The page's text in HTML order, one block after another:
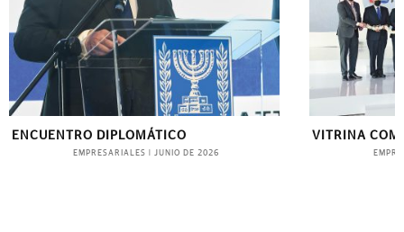
ENCUENTRO DIPLOMÁTICO
EMPRESARIALES JUNIO DE 2026
VITRINA